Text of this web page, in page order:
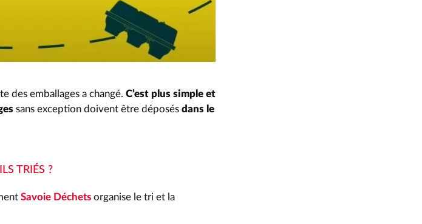
des emballages a changé. C’est plus simple et
sans exception doivent être déposés dans le
TRIÉS ?
Savoie Déchets organise le tri et la